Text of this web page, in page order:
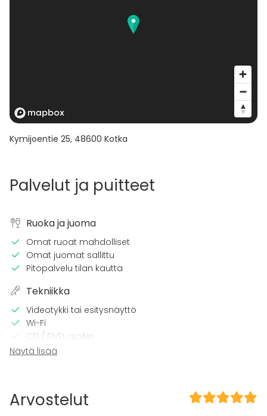
Kymijoentie 25, 48600 Kotka
Palvelut ja puitteet
Ruoka ja juoma
Omat ruoat mahdolliset
Omat juomat sallittu
Pitopalvelu tilan kautta
Tekniikka
Videotykki tai esitysnäyttö
Wi-Fi
CD / DVD -soitin
Pro äänilaitteisto
Terassi
Sauna
Näytä lisää
Arvostelut